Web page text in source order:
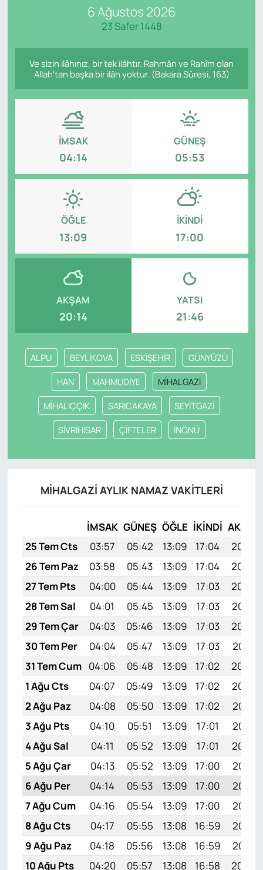
6 Ağustos 2026
23 Safer 1448
Ve sizin ilâhınız, bir tek ilâhtır. Rahmân ve Rahîm olan
Allah'tan başka bir ilâh yoktur. (Bakara Sûresi, 163)
İMSAK
04:14
GÜNEŞ
05:53
ÖĞLE
13:09
İKINDI
17:00
AKŞAM
20:14
YATSI
21:46
ALPU BEYLİKOVA ESKİŞEHİR GÜNYÜZÜ
HAN MAHMUDİYE MİHALGAZİ
MİHALIÇÇIK SARICAKAYA SEYİTGAZİ
SİVRİHİSAR ÇİFTELER İNÖNÜ
MİHALGAZİ AYLIK NAMAZ VAKITLERI
İMSAK GÜNEŞ ÖĞLE İKINDI AKŞAM
25 Tem Cts
03:57 05:42 13:09 17:04
20:26
26 Tem Paz
03:58 05:43 13:09 17:04
20:25
27 Tem Pts
04:00 05:44 13:09 17:03
20:24
28 Tem Sal
04:01 05:45 13:09 17:03
20:23
29 Tem Çar
04:03 05:46 13:09 17:03
20:22
30 Tem Per
04:04 05:47 13:09 17:03
20:21
31 Tem Cum 04:06 05:48 13:09 17:02
20:20
1 Ağu Cts
04:07 05:49 13:09 17:02
20:19
2 Ağu Paz
04:08 05:50 13:09 17:02
20:18
3 Ağu Pts
04:10 05:51 13:09 17:01
20:17
4 Ağu Sal
04:11 05:52 13:09 17:01
20:16
5 Ağu Çar
04:13 05:52 13:09 17:00
20:15
6 Ağu Per
04:14 05:53 13:09 17:00
20:14
7 Ağu Cum
04:16 05:54 13:09 17:00
20:13
8 Ağu Cts
04:17 05:55 13:08 16:59
20:12
9 Ağu Paz
04:18 05:56 13:08 16:59
20:10
10 Ağu Pts
04:20 05:57 13:08 16:58
20:09